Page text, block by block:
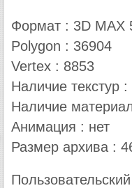
Формат : 3D MAX
Polygon : 36904
Vertex : 8853
Наличие текстур :
Наличие
Анимация : нет
Размер архива :